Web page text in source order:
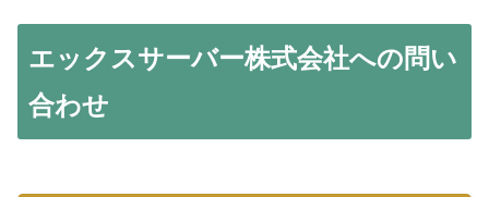
エックスサーバー株式会社への問い
合わせ